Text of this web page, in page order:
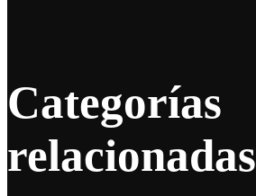
Categorías
relacionadas